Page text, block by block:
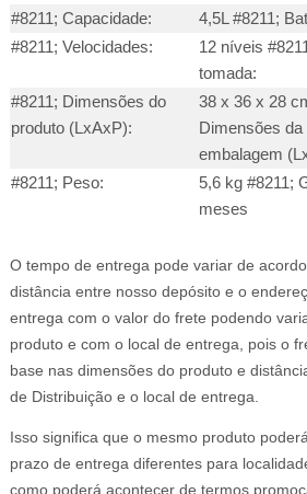
#8211; Capacidade:
4,5L #8211;
#8211; Velocidades:
12 níveis
tomada:
#8211; Dimensões do
produto (LxAxP):
38 x 36 x 28
Dimensões da
embalagem
#8211; Peso:
5,6 kg #8211;
meses
O tempo de entrega pode variar de
distância entre nosso depósito e o
entrega com o valor do frete podendo
produto e com o local de entrega, pois o
base nas dimensões do produto e
de Distribuição e o local de entrega.
Isso significa que o mesmo produto
prazo de entrega diferentes para
como poderá acontecer de termos